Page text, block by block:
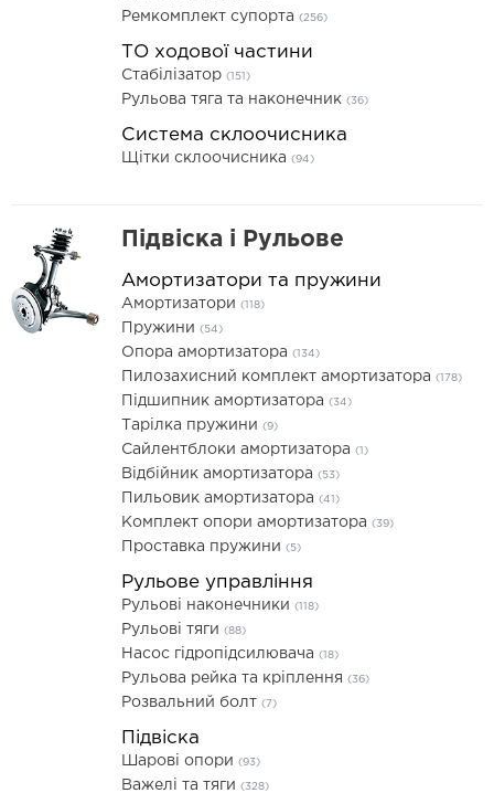
Ремкомплект супорта (256)
ТО ходової частини
Стабілізатор (151)
Рульова тяга та наконечник (36)
Система склоочисника
Щітки склоочисника (94)
Підвіска і Рульове
Амортизатори та пружини
Амортизатори (118)
Пружини (54)
Опора амортизатора (134)
Пилозахисний комплект амортизатора (178)
Підшипник амортизатора (34)
Тарілка пружини (9)
Сайлентблоки амортизатора (1)
Відбійник амортизатора (53)
Пильовик амортизатора (41)
Комплект опори амортизатора (39)
Проставка пружини (5)
Рульове управління
Рульові наконечники (118)
Рульові тяги (88)
Насос гідропідсилювача (18)
Рульова рейка та кріплення (36)
Розвальний болт (7)
Підвіска
Шарові опори (93)
Важелі та тяги (328)